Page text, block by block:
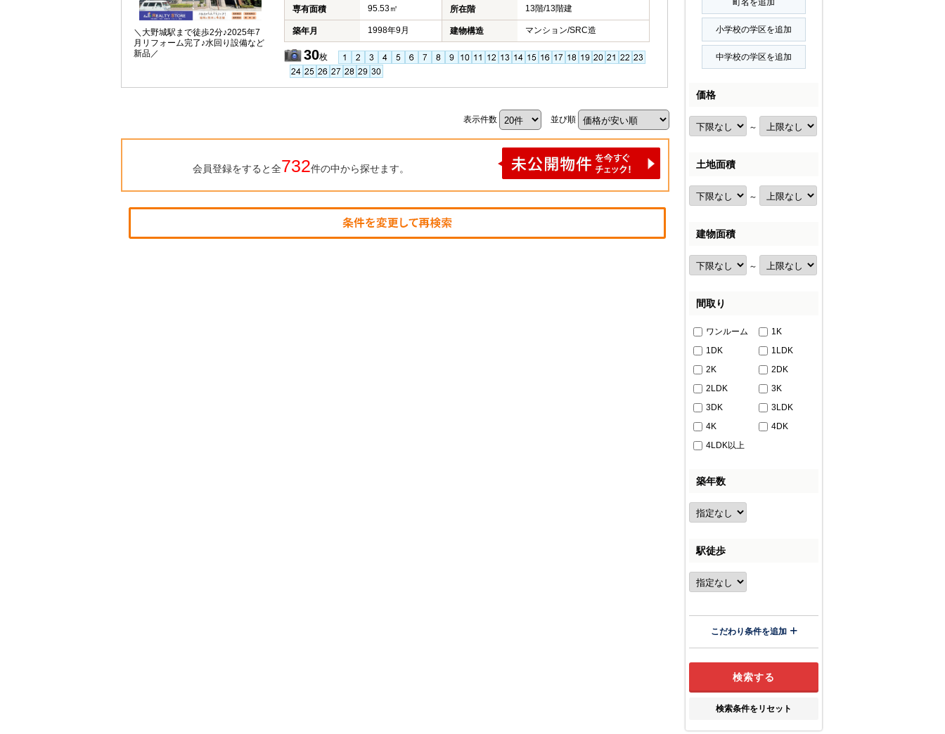
＼大野城駅まで徒歩2分♪2025年7
月リフォーム完了♪水回り設備など
新品／
専有面積 95.53㎡ 所在階 13階/13階建
築年月 1998年9月 建物構造 マンション/SRC造
30枚
表示件数 並び順
会員登録をすると全732件の中から探せます。
価格
～
土地面積
～
建物面積
～
間取り
ワンルーム
1K
1DK
1LDK
2K
2DK
2LDK
3K
3DK
3LDK
4K
4DK
4LDK以上
築年数
駅徒歩
こだわり条件を追加
検索条件をリセット